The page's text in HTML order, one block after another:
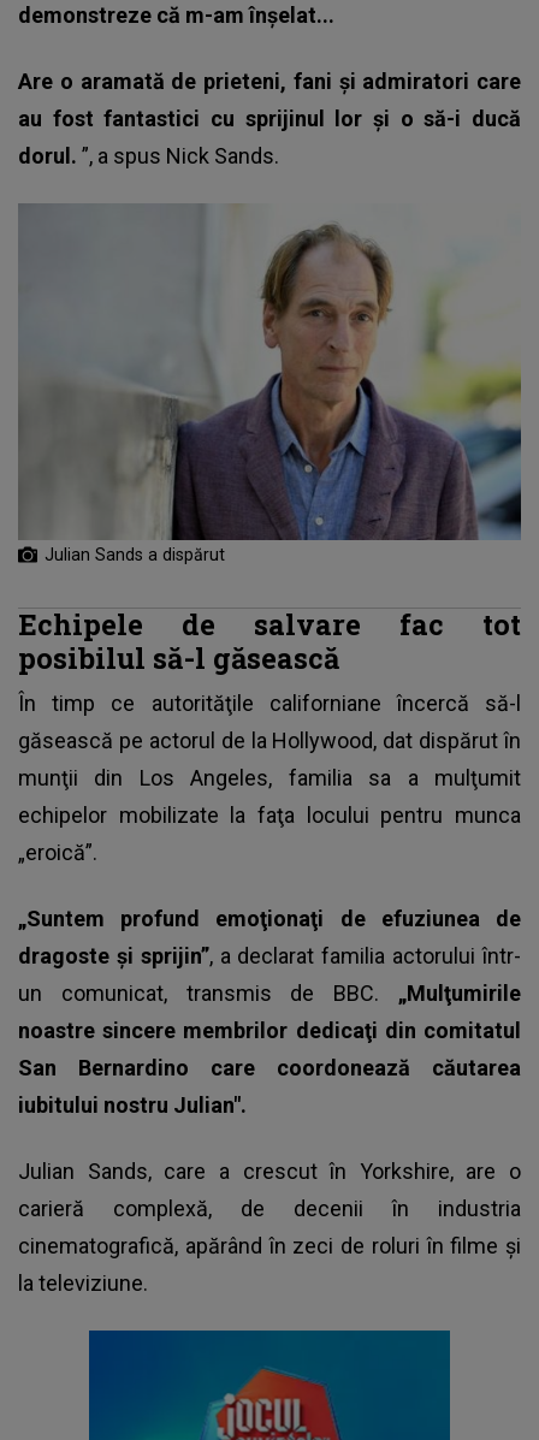
demonstreze că m-am înșelat...
Are o aramată de prieteni, fani și admiratori care
au fost fantastici cu sprijinul lor și o să-i ducă
dorul. ”, a spus Nick Sands.
Julian Sands a dispărut
Echipele de salvare fac tot
posibilul să-l găsească
În timp ce autorităţile californiane încercă să-l
găsească pe actorul de la Hollywood, dat dispărut în
munţii din Los Angeles, familia sa a mulţumit
echipelor mobilizate la faţa locului pentru munca
„eroică”.
„Suntem profund emoţionaţi de efuziunea de
dragoste şi sprijin”, a declarat familia actorului într-
un comunicat, transmis de BBC. „Mulţumirile
noastre sincere membrilor dedicaţi din comitatul
San Bernardino care coordonează căutarea
iubitului nostru Julian".
Julian Sands, care a crescut în Yorkshire, are o
carieră complexă, de decenii în industria
cinematografică, apărând în zeci de roluri în filme şi
la televiziune.